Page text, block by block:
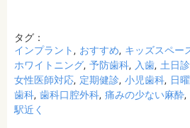
タグ：
インプラント
おすすめ キッズスペー
ホワイトニング 予防歯科 入歯 土日
女性医師対応 定期健診 小児歯科 日
歯科 歯科口腔外科 痛みの少ない麻酔
駅近く